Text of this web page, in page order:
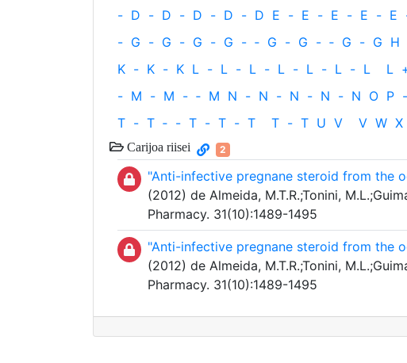
- D - D - D - D - D E - E - E - E - E
- G - G - G - G - ‐ G - G - ‐ G - G H
K - K - K L - L - L - L - L - L - L L
- M - M - ‐ M N - N - N - N - N O P -
T - T ‐ - T - T - T T - T U V V W X
Carijoa riisei 2
"Anti-infective pregnane steroid from the
(2012) de Almeida, M.T.R.;Tonini,
Pharmacy. 31(10):1489-1495
"Anti-infective pregnane steroid from the
(2012) de Almeida, M.T.R.;Tonini,
Pharmacy. 31(10):1489-1495